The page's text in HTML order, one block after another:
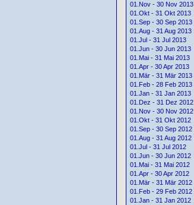
01.Nov - 30 Nov 2013
01.Okt - 31 Okt 2013
01.Sep - 30 Sep 2013
01.Aug - 31 Aug 2013
01.Jul - 31 Jul 2013
01.Jun - 30 Jun 2013
01.Mai - 31 Mai 2013
01.Apr - 30 Apr 2013
01.Mär - 31 Mär 2013
01.Feb - 28 Feb 2013
01.Jan - 31 Jan 2013
01.Dez - 31 Dez 2012
01.Nov - 30 Nov 2012
01.Okt - 31 Okt 2012
01.Sep - 30 Sep 2012
01.Aug - 31 Aug 2012
01.Jul - 31 Jul 2012
01.Jun - 30 Jun 2012
01.Mai - 31 Mai 2012
01.Apr - 30 Apr 2012
01.Mär - 31 Mär 2012
01.Feb - 29 Feb 2012
01.Jan - 31 Jan 2012